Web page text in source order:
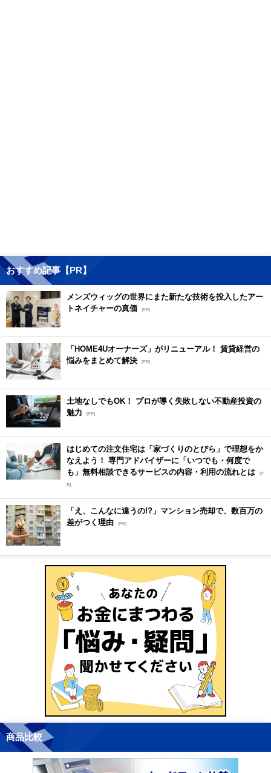
おすすめ記事【PR】
メンズウィッグの世界にまた新たな技術を投入したアー
トネイチャーの真価 [PR]
「HOME4Uオーナーズ」がリニューアル！ 賃貸経営の
悩みをまとめて解決 [PR]
土地なしでもOK！ プロが導く失敗しない不動産投資の
魅力
[PR]
はじめての注文住宅は「家づくりのとびら」で理想をか
なえよう！ 専門アドバイザーに「いつでも・何度で
も」無料相談できるサービスの内容・利用の流れとは [P
R]
「え、こんなに違うの!?」マンション売却で、数百万の
差がつく理由 [PR]
商品比較